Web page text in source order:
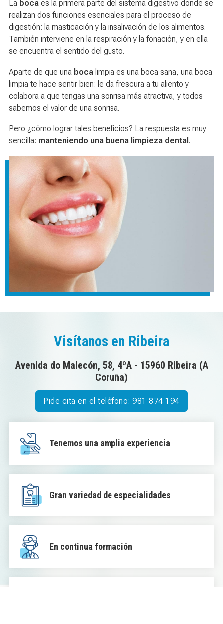
La boca es la primera parte del sistema digestivo donde se
realizan dos funciones esenciales para el proceso de
digestión: la masticación y la insalivación de los alimentos.
También interviene en la respiración y la fonación, y en ella
se encuentra el sentido del gusto.
Aparte de que una boca limpia es una boca sana, una boca
limpia te hace sentir bien: le da frescura a tu aliento y
colabora a que tengas una sonrisa más atractiva, y todos
sabemos el valor de una sonrisa.
Pero ¿cómo lograr tales beneficios? La respuesta es muy
sencilla: manteniendo una buena limpieza dental .
Tenemos una amplia experiencia
Gran variedad de especialidades
En continua formación
Visítanos en Ribeira
Avenida do Malecón, 58, 4ºA - 15960 Ribeira (A
Coruña)
Pide cita en el teléfono: 981 874 194